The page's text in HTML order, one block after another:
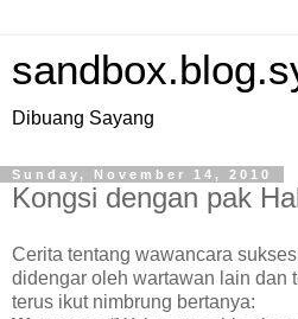
Dibuang Sayang
Sunday, November 14, 2010
Kongsi dengan pak
Cerita tentang wawancara
didengar oleh wartawan lain dan
terus ikut nimbrung bertanya: